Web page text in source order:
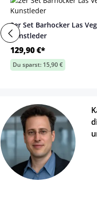
2er Set Barhocker Las
Kunstleder
129,90 €*
Du sparst: 15,90 €